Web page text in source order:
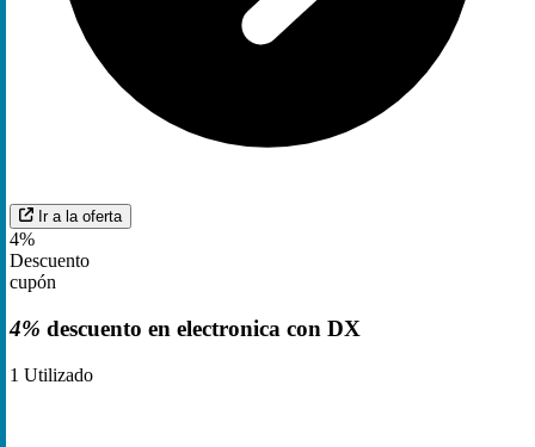
Ir a la oferta
4%
Descuento
cupón
4% descuento en electronica con DX
1 Utilizado